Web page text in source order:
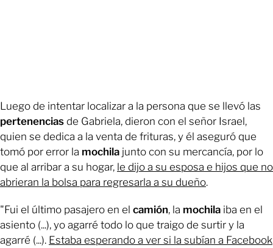
Luego de intentar localizar a la persona que se llevó las
pertenencias de Gabriela, dieron con el señor Israel,
quien se dedica a la venta de frituras, y él aseguró que
tomó por error la mochila junto con su mercancía, por lo
que al arribar a su hogar, le dijo a su esposa e hijos que no
abrieran la bolsa para regresarla a su dueño.
"Fui el último pasajero en el camión, la mochila iba en el
asiento (...), yo agarré todo lo que traigo de surtir y la
agarré (...). Estaba esperando a ver si la subían a Facebook